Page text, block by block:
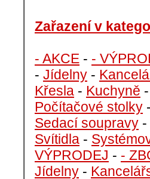
Zařazení v
- AKCE - -
- Jídelny -
Křesla - Kuchyně
Počítačové stolky
Sedací soupravy -
Svítidla -
VÝPRODEJ - -
Jídelny -